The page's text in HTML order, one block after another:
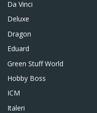
Da Vinci
Deluxe
Dragon
Eduard
Green Stuff World
Hobby Boss
ICM
Italeri